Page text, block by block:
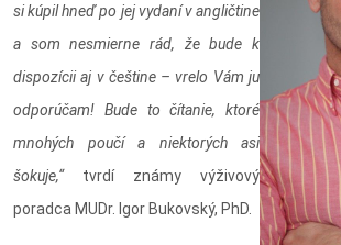
si kúpil hneď po jej vydaní v angličtine
a som nesmierne rád, že bude k
dispozícii aj v češtine – vrelo Vám ju
odporúčam! Bude to čítanie, ktoré
mnohých poučí a niektorých asi
šokuje,“tvrdí známy výživový
poradca MUDr. Igor Bukovský, PhD.